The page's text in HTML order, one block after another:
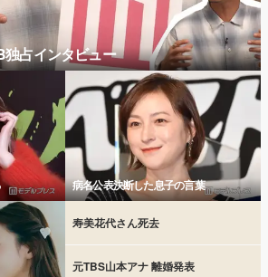
占インタビュー
病名公表決断した息子の言葉
寿美花代さん死去
元TBS山本アナ 離婚発表